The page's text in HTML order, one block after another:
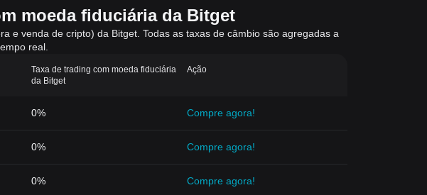
moeda fiduciária da Bitget
e venda de cripto) da Bitget. Todas as taxas de câmbio são agregadas a
real.
Taxa de trading com moeda fiduciária
da Bitget
Ação
0% Compre agora!
0% Compre agora!
0% Compre agora!